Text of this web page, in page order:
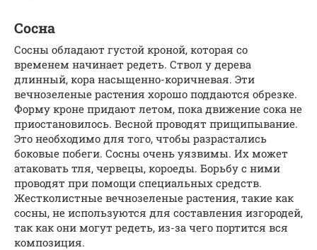
Сосна
Сосны обладают густой кроной, которая со
временем начинает редеть. Ствол у дерева
длинный, кора насыщенно-коричневая. Эти
вечнозеленые растения хорошо поддаются обрезке.
Форму кроне придают летом, пока движение сока не
приостановилось. Весной проводят прищипывание.
Это необходимо для того, чтобы разрастались
боковые побеги. Сосны очень уязвимы. Их может
атаковать тля, червецы, короеды. Борьбу с ними
проводят при помощи специальных средств.
Жестколистные вечнозеленые растения, такие как
сосны, не используются для составления изгородей,
так как они могут редеть, из-за чего портится вся
композиция.